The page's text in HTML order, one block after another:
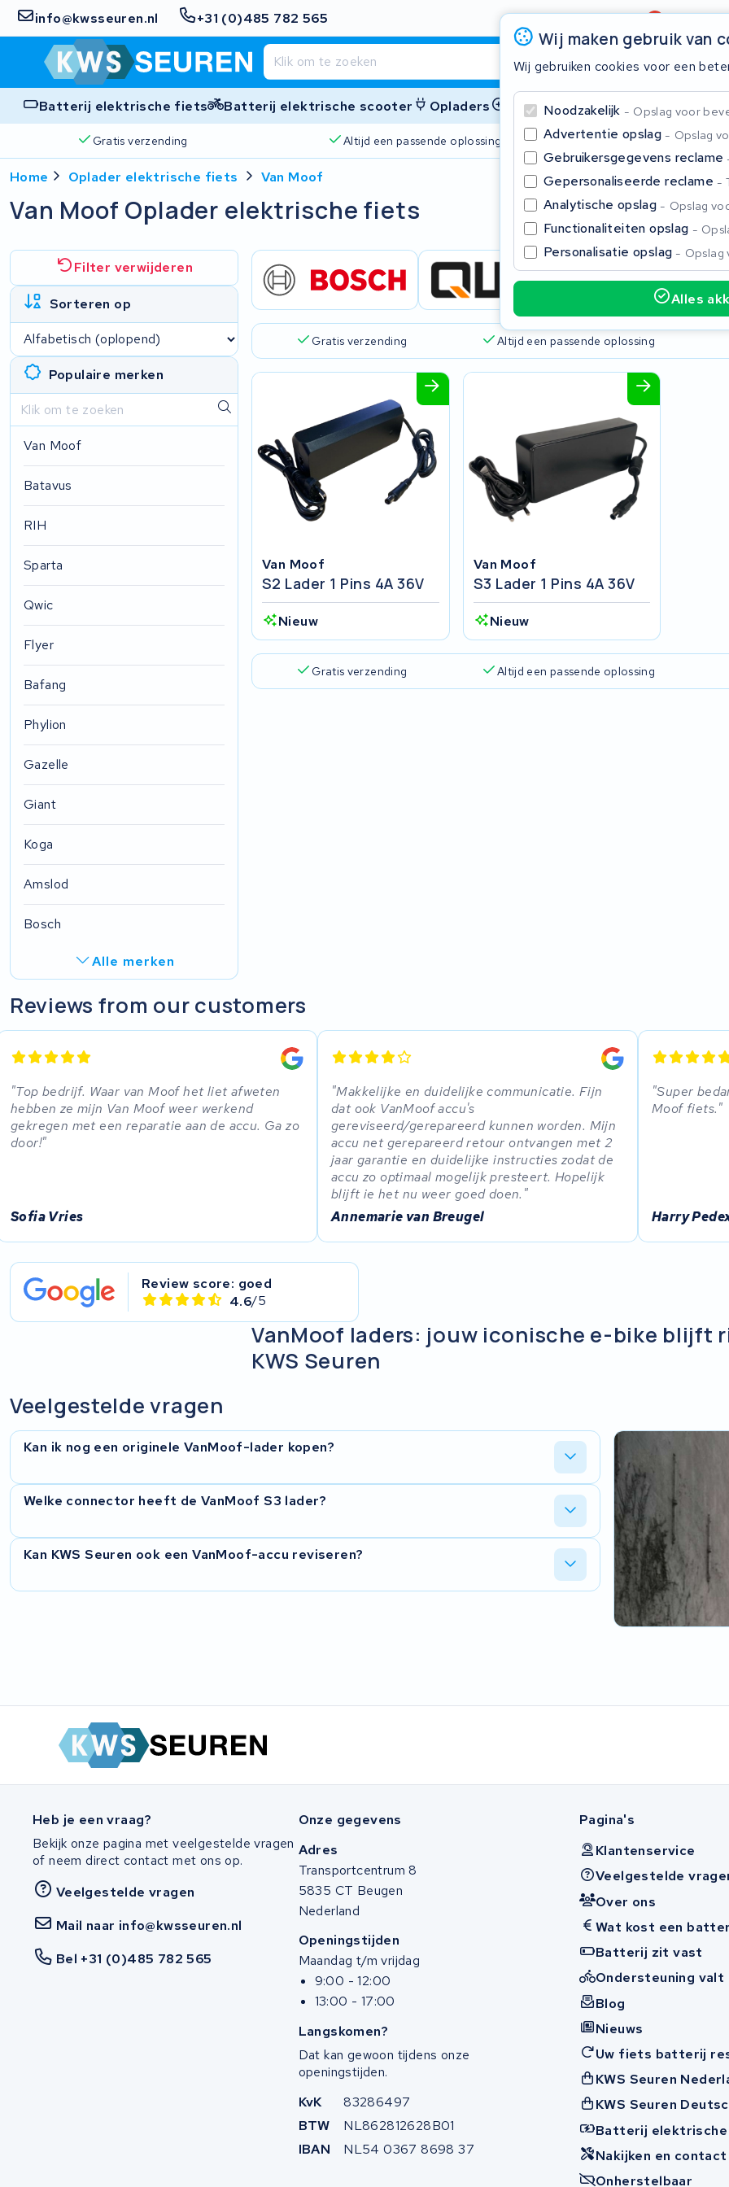
info@kwsseuren.nl +31 (0)485 782 565 Beoordeling4,6/5
Batterij elektrische fiets Batterij elektrische scooter Opladers Accessoires
Gratis verzending Altijd een passende oplossing 2 jaar
Wij maken gebruik van
Wij gebruiken cookies voor een
Noodzakelijk Opslag voor
Advertentie opslag Opslag
Gebruikersgegevens reclame
Gepersonaliseerde reclame
Analytische opslag Opslag
Functionaliteiten opslag
Personalisatie opslag Opslag
Alles
Home Oplader elektrische fiets Van Moof
Van Moof Oplader elektrische fiets
Filter verwijderen
Sorteren op
Populaire merken
Van Moof
Batavus
RIH
Sparta
Qwic
Flyer
Bafang
Phylion
Gazelle
Giant
Koga
Amslod
Bosch
Alle merken
Ghost
Panasonic
Brinckers
Haibike
Zemo
Riese & Müller
Montego
Cortina
Ruff Cycles
Knaap bikes
Gratis verzending Altijd een passende oplossing
Van Moof
S2 Lader 1 Pins 4A 36V
Nieuw
Van Moof
S3 Lader 1 Pins 4A 36V
Nieuw
Gratis verzending Altijd een passende oplossing
Reviews from our customers
Top bedrijf. Waar van Moof het liet afweten
hebben ze mijn Van Moof weer werkend
gekregen met een reparatie aan de accu. Ga zo
door!
Sofia Vries
Makkelijke en duidelijke communicatie. Fijn
dat ook VanMoof accu's
gereviseerd/gerepareerd kunnen worden. Mijn
accu net gerepareerd retour ontvangen met 2
jaar garantie en duidelijke instructies zodat de
accu zo optimaal mogelijk presteert. Hopelijk
blijft ie het nu weer goed doen.
Annemarie van Breugel
Super
Moof fiets.
Harry
Review score: goed
4.6/5
VanMoof laders: jouw iconische e-bike blijft
KWS Seuren
Veelgestelde vragen
Kan ik nog een originele VanMoof-lader kopen?
Welke connector heeft de VanMoof S3 lader?
Kan KWS Seuren ook een VanMoof-accu reviseren?
Heb je een vraag?
Bekijk onze pagina met veelgestelde vragen
of neem direct contact met ons op.
Veelgestelde vragen
Mail naar info@kwsseuren.nl
Bel +31 (0)485 782 565
Onze gegevens
Adres
Transportcentrum 8
5835 CT Beugen
Nederland
Openingstijden
Maandag t/m vrijdag
9:00 - 12:00
13:00 - 17:00
Langskomen?
Dat kan gewoon tijdens onze
openingstijden.
KvK
83286497
BTW
NL862812628B01
IBAN
NL54 0367 8698 37
Pagina's
Klantenservice
Veelgestelde
Over ons
Wat kost een
Batterij zit vast
Ondersteuning valt
Blog
Nieuws
Uw fiets batterij
KWS Seuren
KWS Seuren
Batterij
Nakijken en contact
Onherstelbaar
Begin te typen in de zoekbalk om te zoeken